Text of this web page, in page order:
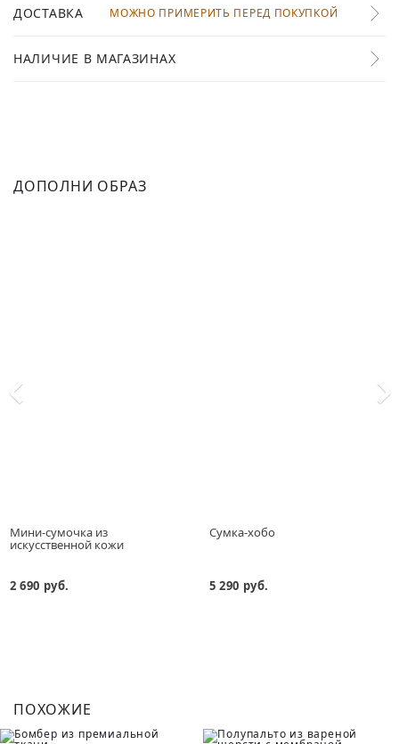
ДОСТАВКА МОЖНО ПРИМЕРИТЬ ПЕРЕД ПОКУПКОЙ
НАЛИЧИЕ В МАГАЗИНАХ
ДОПОЛНИ ОБРАЗ
Мини-сумочка из
искусственной кожи
2 690 руб.
Сумка-хобо
5 290 руб.
ПОХОЖИЕ